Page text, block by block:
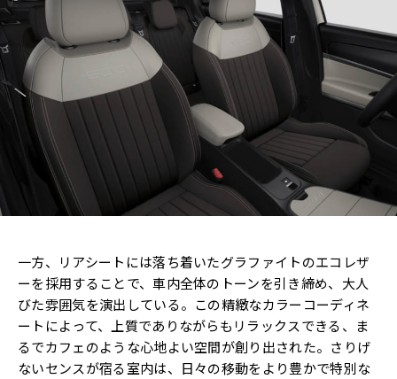
一方、リアシートには落ち着いたグラファイトのエコレザ
ーを採用することで、車内全体のトーンを引き締め、大人
びた雰囲気を演出している。この精緻なカラーコーディネ
ートによって、上質でありながらもリラックスできる、ま
るでカフェのような心地よい空間が創り出された。さりげ
ないセンスが宿る室内は、日々の移動をより豊かで特別な